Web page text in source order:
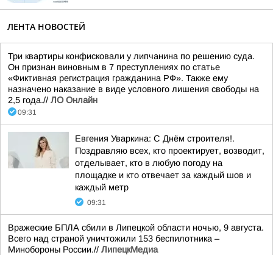
ЛЕНТА НОВОСТЕЙ
Три квартиры конфисковали у липчанина по решению суда.
Он признан виновным в 7 преступлениях по статье
«Фиктивная регистрация гражданина РФ». Также ему
назначено наказание в виде условного лишения свободы на
2,5 года.// ЛО Онлайн
09:31
Евгения Уваркина: С Днём строителя!.
Поздравляю всех, кто проектирует, возводит,
отделывает, кто в любую погоду на
площадке и кто отвечает за каждый шов и
каждый метр
09:31
Вражеские БПЛА сбили в Липецкой области ночью, 9 августа.
Всего над страной уничтожили 153 беспилотника –
Минобороны России.// ЛипецкМедиа